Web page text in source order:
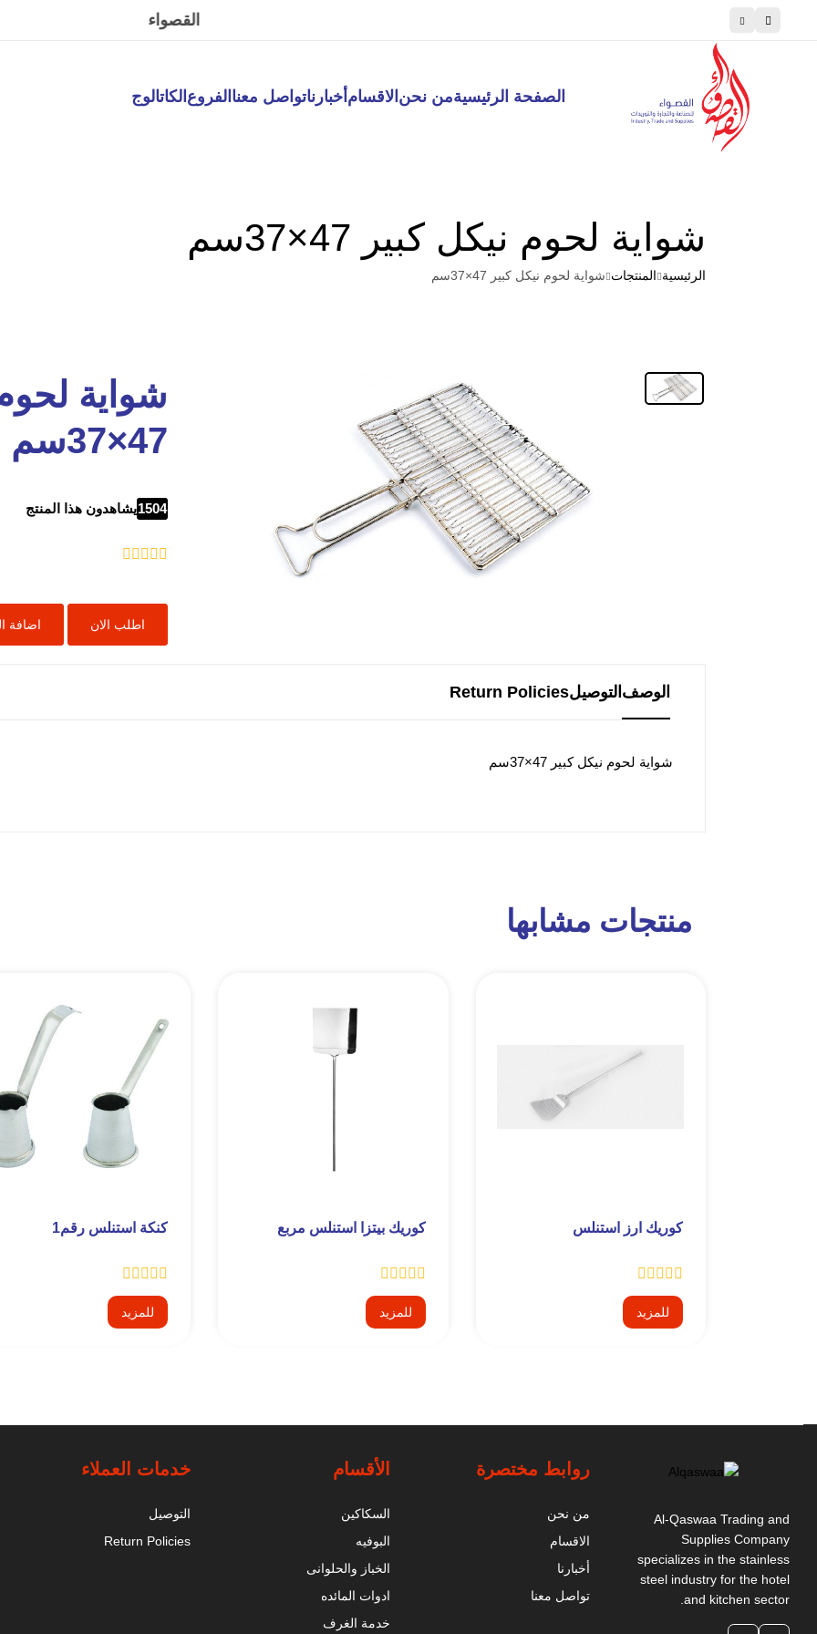
القصواء
الصفحة الرئيسيةمن نحن الاقسام أخبارناتواصل معنا الفروع الكاتالوج
شواية لحوم نيكل كبير 47×37سم
الرئيسية المنتجات شواية لحوم نيكل كبير 47×37سم
شواية
47×37سم
1504يشاهدون هذا المنتج
اطلب الان اضافة
الوصف التوصيلReturn Policies
شواية لحوم نيكل كبير 47×37سم
منتجات مشابها
كوريك ارز استنلس
للمزيد
كوريك بيتزا استنلس مربع
للمزيد
كنكة استنلس رقم1
للمزيد
Al-Qaswaa Trading and
Supplies Company
specializes in the stainless
steel industry for the hotel
and kitchen sector.
روابط مختصرة
من نحن
الاقسام
أخبارنا
تواصل معنا
الأقسام
السكاكين
البوفيه
الخباز والحلوانى
ادوات المائده
خدمة الغرف
خدمات العملاء
التوصيل
Return Policies